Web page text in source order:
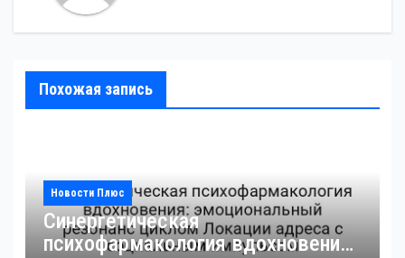
Похожая запись
Новости Плюс
Синергетическая
психофармакология вдохновения: